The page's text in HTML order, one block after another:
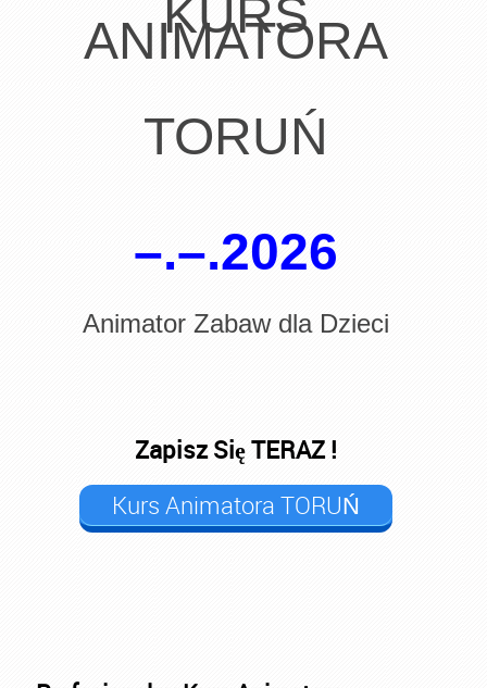
KURS
ANIMATORA
TORUŃ
–.–.2026
Animator Zabaw dla Dzieci
Zapisz Się TERAZ !
Kurs Animatora TORUŃ